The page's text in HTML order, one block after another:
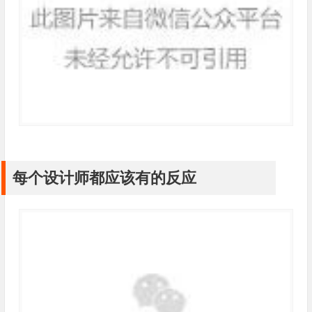
每个设计师都应该有的反应